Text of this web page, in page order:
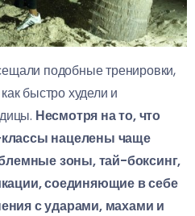
подобные тренировки,
быстро худели и
Несмотря на то, что
нацелены чаще
зоны, тай-боксинг,
соединяющие в себе
с ударами, махами и